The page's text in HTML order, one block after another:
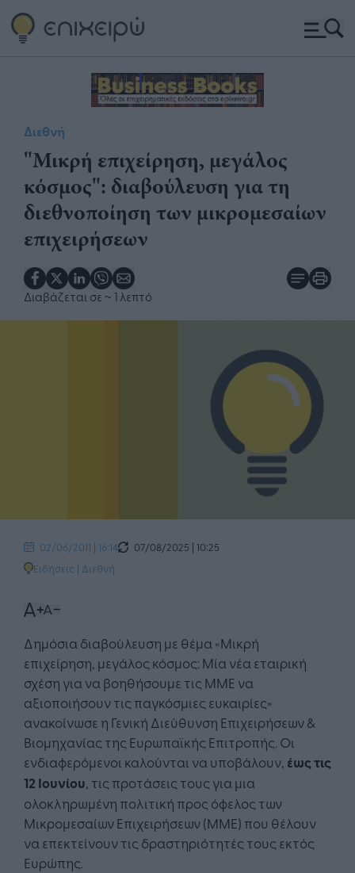
Διεθνή
"Μικρή επιχείρηση, μεγάλος
κόσμος": διαβούλευση για τη
διεθνοποίηση των μικρομεσαίων
επιχειρήσεων
Διαβάζεται σε ~ 1 λεπτό
02/06/2011 | 16:14
07/08/2025 | 10:25
Ειδήσεις | Διεθνή
Δημόσια διαβούλευση με θέμα «Μικρή
επιχείρηση, μεγάλος κόσμος: Μία νέα εταιρική
σχέση για να βοηθήσουμε τις ΜΜΕ να
αξιοποιήσουν τις παγκόσμιες ευκαιρίες»
ανακοίνωσε η Γενική Διεύθυνση Επιχειρήσεων &
Βιομηχανίας της Ευρωπαϊκής Επιτροπής. Οι
ενδιαφερόμενοι καλούνται να υποβάλουν, έως τις
12 Ιουνίου, τις προτάσεις τους για μια
ολοκληρωμένη πολιτική προς όφελος των
Μικρομεσαίων Επιχειρήσεων (ΜΜΕ) που θέλουν
να επεκτείνουν τις δραστηριότητές τους εκτός
Ευρώπης.